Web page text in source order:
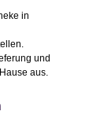
in
und
aus.